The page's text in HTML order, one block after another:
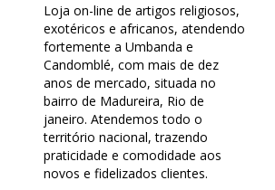
Loja on-line de artigos religiosos,
exotéricos e africanos, atendendo
fortemente a Umbanda e
Candomblé, com mais de dez
anos de mercado, situada no
bairro de Madureira, Rio de
janeiro. Atendemos todo o
território nacional, trazendo
praticidade e comodidade aos
novos e fidelizados clientes.